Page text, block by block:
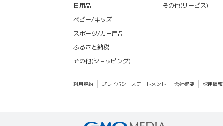
日用品
ベビー/キッズ
スポーツ/カー用品
ふるさと納税
その他(ショッピング)
その他(サービス)
利用規約 プライバシーステートメント 会社概要 採用情報